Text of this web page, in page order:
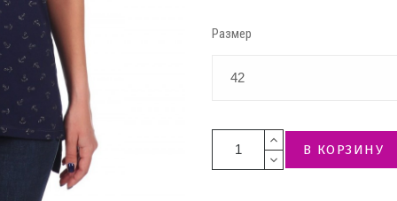
Размер
В КОРЗИНУ